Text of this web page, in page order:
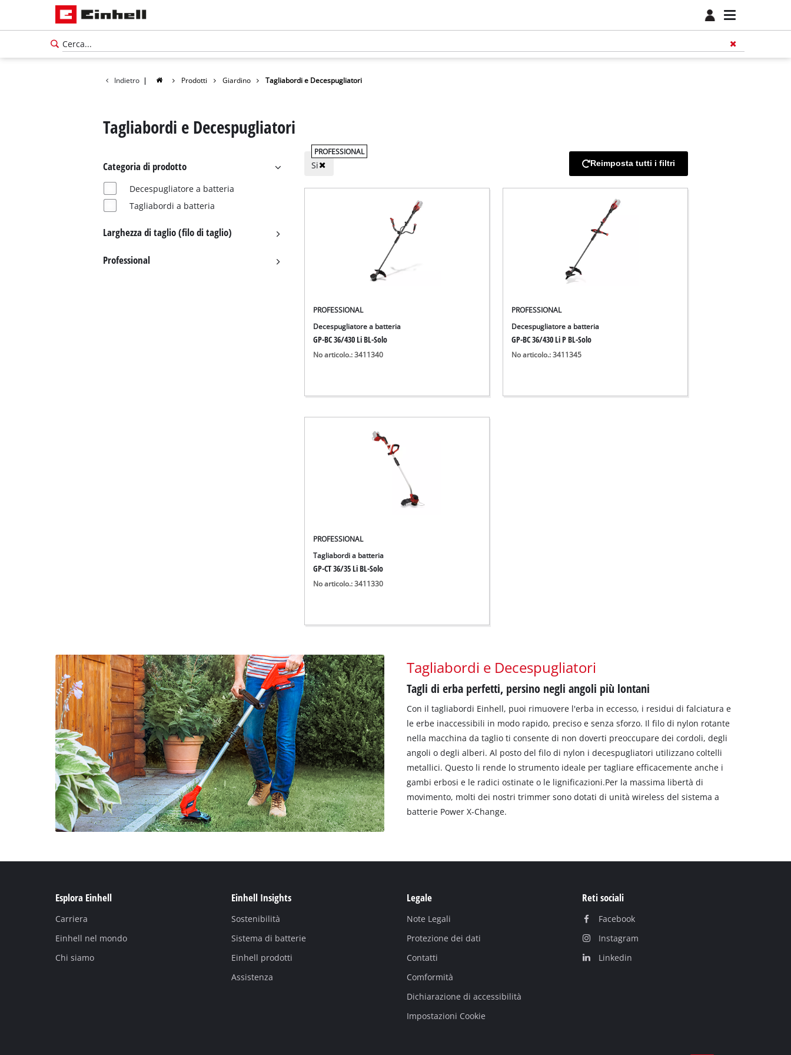
Indietro | Prodotti Giardino Tagliabordi e Decespugliatori
Tagliabordi e Decespugliatori
Categoria di prodotto
Decespugliatore a batteria
Tagliabordi a batteria
Larghezza di taglio (filo di taglio)
Professional
PROFESSIONAL
Si Reimposta tutti i filtri
PROFESSIONAL
Decespugliatore a batteria
GP-BC 36/430 Li BL-Solo
No articolo.: 3411340
PROFESSIONAL
Decespugliatore a batteria
GP-BC 36/430 Li P BL-Solo
No articolo.: 3411345
PROFESSIONAL
Tagliabordi a batteria
GP-CT 36/35 Li BL-Solo
No articolo.: 3411330
Tagliabordi e Decespugliatori
Tagli di erba perfetti, persino negli angoli più lontani
Con il tagliabordi Einhell, puoi rimuovere l'erba in eccesso, i residui di falciatura e
le erbe inaccessibili in modo rapido, preciso e senza sforzo. Il filo di nylon rotante
nella macchina da taglio ti consente di non doverti preoccupare dei cordoli, degli
angoli o degli alberi. Al posto del filo di nylon i decespugliatori utilizzano coltelli
metallici. Questo li rende lo strumento ideale per tagliare efficacemente anche i
gambi erbosi e le radici ostinate o le lignificazioni.Per la massima libertà di
movimento, molti dei nostri trimmer sono dotati di unità wireless del sistema a
batterie Power X-Change.
Esplora Einhell
Carriera
Einhell nel mondo
Chi siamo
Einhell Insights
Sostenibilità
Sistema di batterie
Einhell prodotti
Assistenza
Legale
Note Legali
Protezione dei dati
Contatti
Comformità
Dichiarazione di accessibilità
Impostazioni Cookie
Reti sociali
Facebook
Instagram
Linkedin